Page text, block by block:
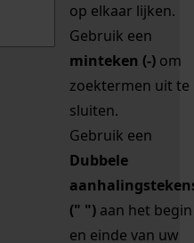
op elkaar lijken.
Gebruik een
minteken (-) om
zoektermen uit te
sluiten.
Gebruik een
Dubbele
(" ") aan het begin
en einde van uw